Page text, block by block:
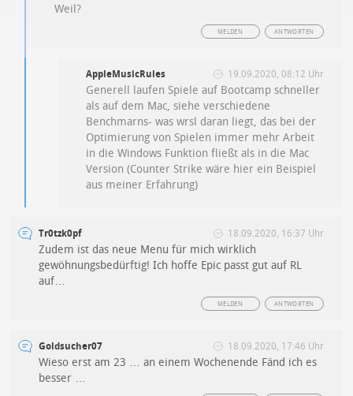
Weil?
ANTWORTEN
MELDEN
AppleMusicRules 19.09.2020, 08:12 Uhr
Generell laufen Spiele auf Bootcamp schneller
als auf dem Mac, siehe verschiedene
Benchmarns- was wrsl daran liegt, das bei der
Optimierung von Spielen immer mehr Arbeit
in die Windows Funktion fließt als in die Mac
Version (Counter Strike wäre hier ein Beispiel
aus meiner Erfahrung)
Tr0tzk0pf 18.09.2020, 16:37 Uhr
Zudem ist das neue Menu für mich wirklich
gewöhnungsbedürftig! Ich hoffe Epic passt gut auf RL
auf…
ANTWORTEN
MELDEN
Goldsucher07 18.09.2020, 17:46 Uhr
Wieso erst am 23 … an einem Wochenende Fänd ich es
besser …